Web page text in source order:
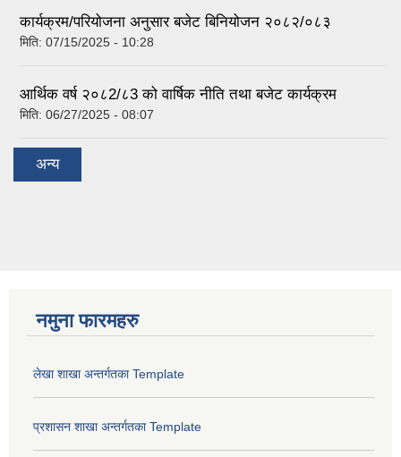
कार्यक्रम/परियोजना अनुसार बजेट बिनियोजन २०८२/०८३
मिति: 07/15/2025 - 10:28
आर्थिक वर्ष २०८2/८3 को वार्षिक नीति तथा बजेट कार्यक्रम
मिति: 06/27/2025 - 08:07
अन्य
नमुना फारमहरु
लेखा शाखा अन्तर्गतका Template
प्रशासन शाखा अन्तर्गतका Template